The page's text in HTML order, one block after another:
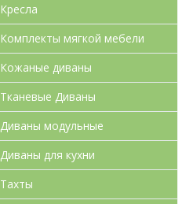
Кресла
Комплекты мягкой мебели
Кожаные диваны
Тканевые Диваны
Диваны модульные
Диваны для кухни
Тахты